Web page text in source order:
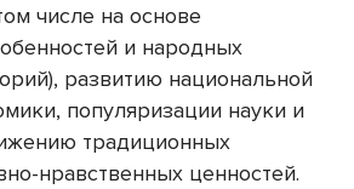
числе на основе
и народных
развитию национальной
популяризации науки и
традиционных
нравственных ценностей.